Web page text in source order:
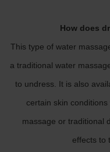
How does
This type of water
a traditional water
to undress. It is also
certain skin
massage or traditional
effects to